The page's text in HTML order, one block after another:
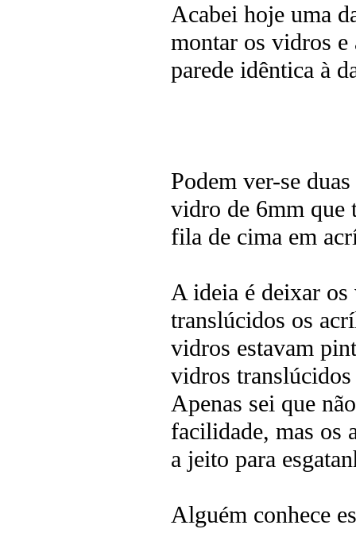
Acabei hoje uma
montar os vidros e
parede idêntica à
Podem ver-se
vidro de 6mm que
fila de cima em
A ideia é deixar os
translúcidos os
vidros estavam
vidros
Apenas sei que
facilidade, mas os
a jeito para
Alguém conhece